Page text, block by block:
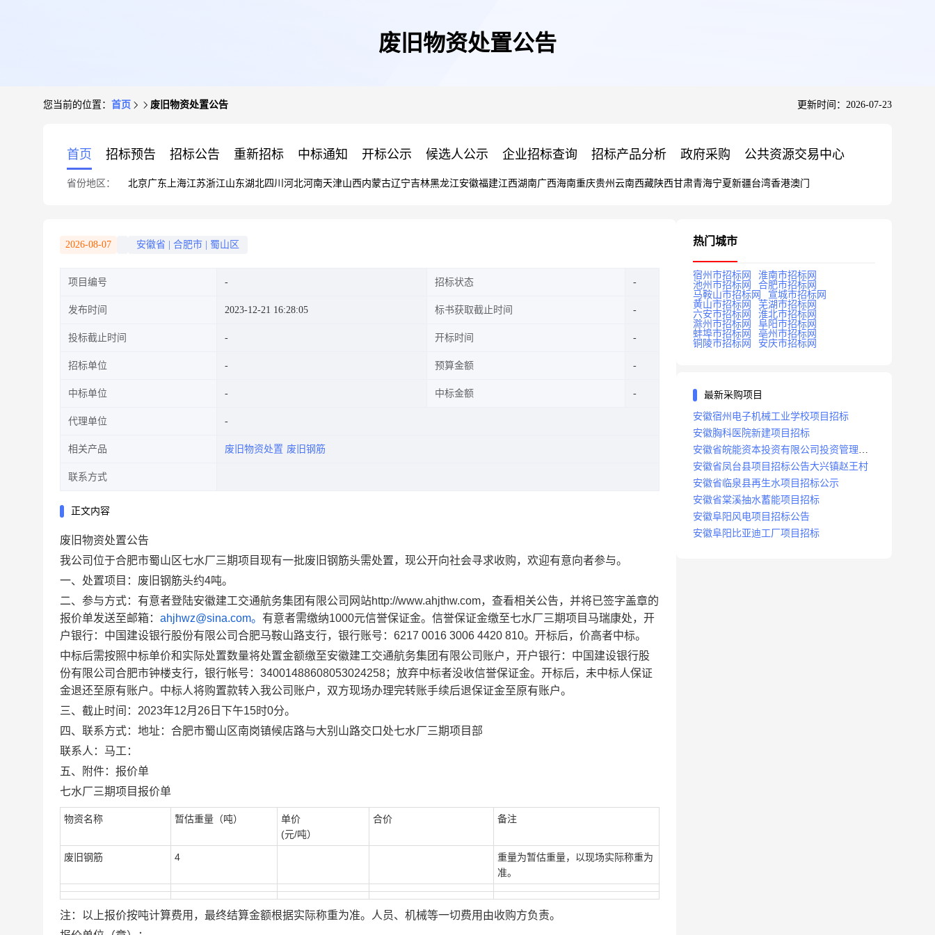
废旧物资处置公告
您当前的位置： 首页 废旧物资处置公告 更新时间：2026-07-23
首页 招标预告 招标公告 重新招标 中标通知 开标公示 候选人公示 企业招标查询 招标产品分析 政府采购 公共资源交易中心
省份地区： 北京广东 上海江苏浙江山东湖北四川 河北河南天津山西内蒙古辽宁吉林黑龙江安徽福建江西湖南广西海南重庆贵州 云南西藏陕西甘肃青海宁夏新疆台湾香港澳门
2026-08-07 安徽省 合肥市 蜀山区
项目编号 招标状态
发布时间 2023-12-21 16:28:05 标书获取截止时间
投标截止时间 开标时间
招标单位 预算金额
中标单位 中标金额
代理单位
相关产品 废旧物资处置 废旧钢筋
联系方式
正文内容
废旧物资处置公告
我公司位于合肥市蜀山区七水厂三期项目现有一批废旧钢筋头需处置， 现公开向社会寻求收购，欢迎有意向者参与。
一、 处置项目： 废旧钢筋头约4吨。
二、 参与方式：有意者登陆安徽建工交通航务集团有限公司 网 站http://www.ahjthw.com，查看相关公告，并将已签字盖章的
报价单发送至邮箱： ahjhwz@sina.com。 有意者需缴纳1000元信誉保证金。 信誉保证金缴至七水厂三期项目 马瑞康处，开
户银行： 中国建设银行股份有限公司合肥马鞍山路支行，银行账号： 6217 0016 3006 4420 810。 开标后，价高者中标。
中标后需按照中标单价和实际处置数量将处置金额缴至安徽建工交通航务集团有限公司 账户，开户银行： 中国建设银行股
份有限公司合肥市钟楼支行， 银行帐号： 34001488608053024258；放弃中标者没收信誉保证金。开标后，未中标人保证
金退还至原有账户。中标人将购置款转入我公司账户，双方现场办理完转账手续后退保证金至原有账户。
三、 截止时间 ： 2023年12月26日下午15时0分。
四、 联系方式：地址： 合肥市蜀山区南岗镇候店路与大别山路交口处七水厂三期项目部
联系人：马工：
五、附件：报价单
七水厂三期项目报价单
物资名称 暂估重量（吨）
单价
(元/吨）
合价 备注
废旧钢筋 4
重量为暂估重量，以现场实际称重为
准。
注：以上报价按吨计算费用，最终结算金额根据实际称重为准。人员、机械等一切费用由收购方负责。
热门城市
宿州市招标网
淮南市招标网
池州市招标网
合肥市招标网
马鞍山市招标网
宣城市招标网
黄山市招标网
芜湖市招标网
六安市招标网
淮北市招标网
滁州市招标网
阜阳市招标网
蚌埠市招标网
亳州市招标网
铜陵市招标网
安庆市招标网
最新采购项目
安徽宿州电子机械工业学校项目招标
安徽胸科医院新建项目招标
安徽省皖能资本投资有限公司投资管理系
统建设项目招标
安徽省凤台县项目招标公告大兴镇赵王村
安徽省临泉县再生水项目招标公示
安徽省棠溪抽水蓄能项目招标
安徽阜阳风电项目招标公告
安徽阜阳比亚迪工厂项目招标